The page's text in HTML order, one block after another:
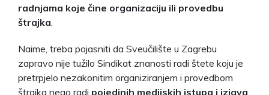
radnjama koje čine organizaciju ili provedbu
štrajka
Naime, treba pojasniti da Sveučilište u Zagrebu
zapravo nije tužilo Sindikat znanosti radi štete koju je
pretrpjelo nezakonitim organiziranjem i provedbom
štrajka nego radi pojedinih medijskih istupa i izjava